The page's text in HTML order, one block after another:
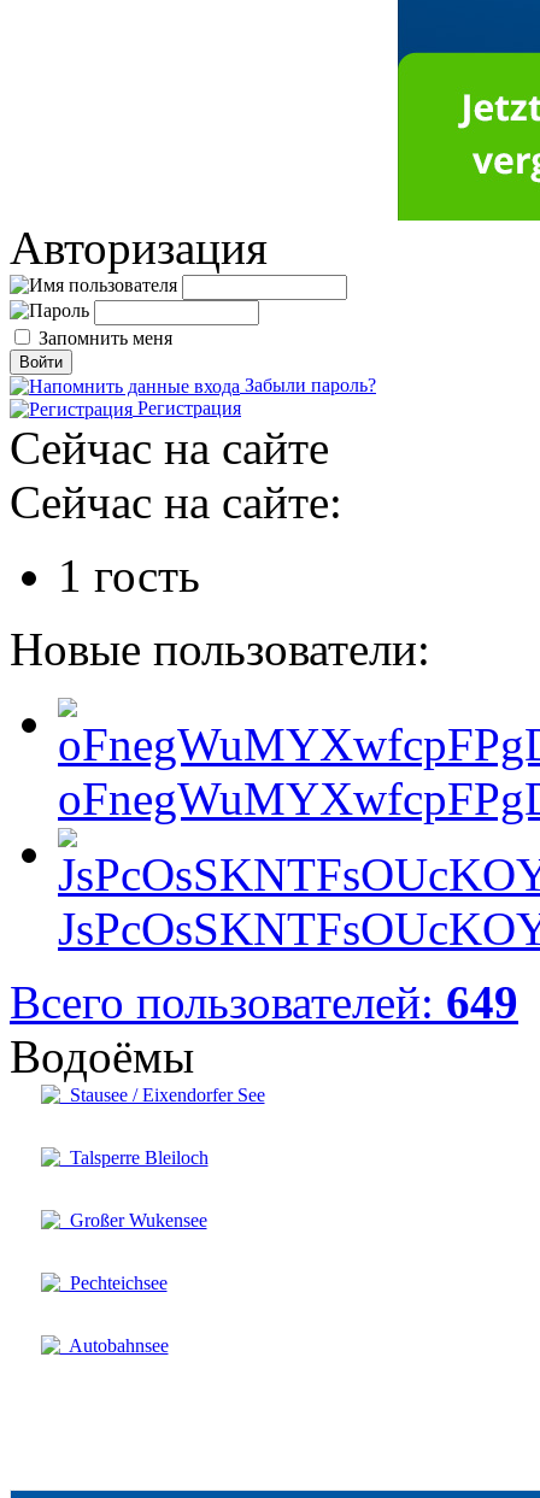
Авторизация
Запомнить меня
Забыли пароль?
Регистрация
Сейчас на сайте
Сейчас на сайте:
1 гость
Новые пользователи:
Всего пользователей: 649
Водоёмы
Stausee / Eixendorfer See
Talsperre Bleiloch
Großer Wukensee
Pechteichsee
Autobahnsee